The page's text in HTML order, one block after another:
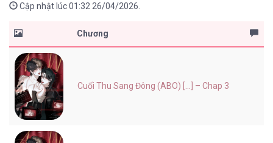
Cập nhật lúc 01:32 26/04/2026.
Chương
Cuối Thu Sang Đông (ABO) [...] – Chap 3